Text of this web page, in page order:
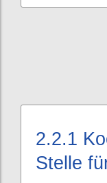
2.2.1
Stelle